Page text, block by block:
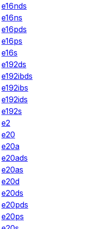
e16nds
e16ns
e16pds
e16ps
e16s
e192ds
e192ibds
e192ibs
e192ids
e192s
e2
e20
e20a
e20ads
e20as
e20d
e20ds
e20pds
e20ps